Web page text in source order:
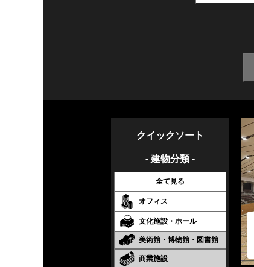
クイックソート
- 建物分類 -
全て見る
オフィス
文化施設・ホール
美術館・博物館・図書館
商業施設